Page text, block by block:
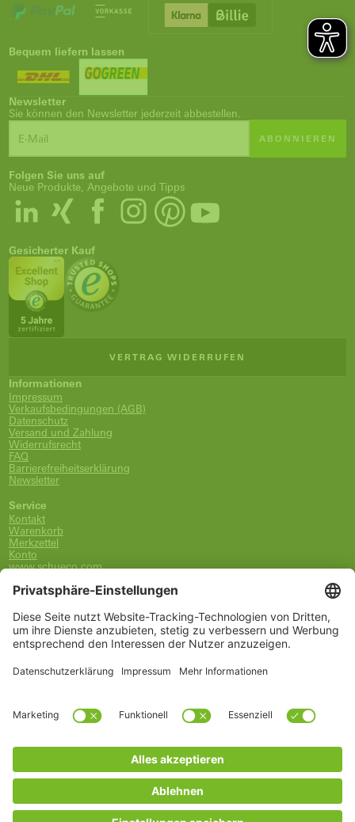
Bequem liefern lassen
Newsletter
Sie können den Newsletter jederzeit abbestellen.
ABONNIEREN
Folgen Sie uns auf
Neue Produkte, Angebote und Tipps
Gesicherter Kauf
VERTRAG WIDERRUFEN
Informationen
Impressum
Verkaufsbedingungen (AGB)
Datenschutz
Versand und Zahlung
Widerrufsrecht
FAQ
Barrierefreiheitserklärung
Newsletter
Service
Kontakt
Warenkorb
Merkzettel
Konto
www.schueco.com
0800-400-4007
kostenlos aus dem dt. Festnetz
Unsere Marken
Alle Marken
Schüco International KG
Kategorien
Griffe
Wartung, Pflege und Lüftung
Einbruchschutz
FSB Griffe
Arbeitszubehör
* Alle Preise inkl. deutscher MwSt., zzgl. Versandkosten